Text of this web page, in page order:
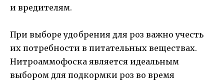
и вредителям.
При выборе удобрения для роз важно учесть
их потребности в питательных веществах.
Нитроаммофоска является идеальным
выбором для подкормки роз во время